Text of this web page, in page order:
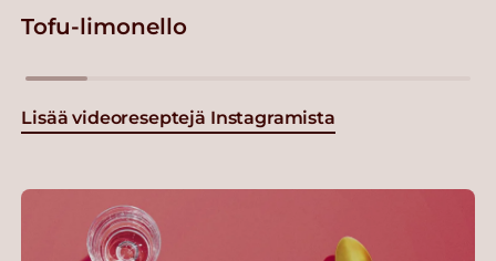
Tofu-limonello
Lisää videoreseptejä Instagramista